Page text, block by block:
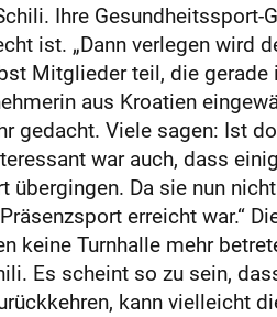
Ihre
ist. „Dann verlegen wird
Mitglieder teil, die
aus Kroatien
gedacht. Viele sagen: Ist
war auch, dass
Da sie nun
erreicht war.“
keine Turnhalle mehr
Es scheint so zu sein,
kann vielleicht